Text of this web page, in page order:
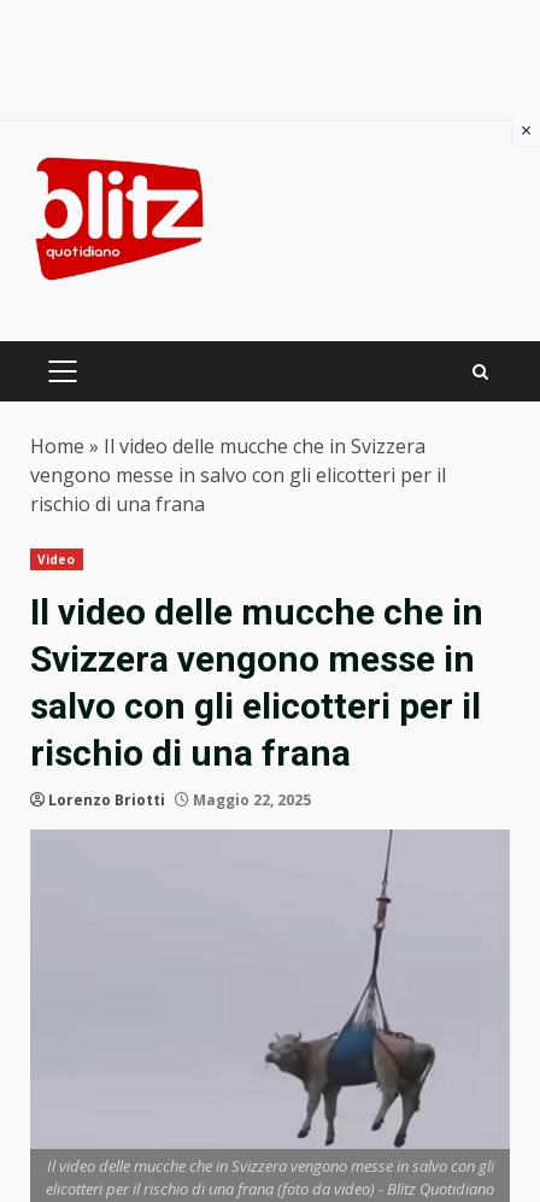
content
PRIMARY
Home » Il video delle mucche che in Svizzera
vengono messe in salvo con gli elicotteri per il
rischio di una frana
Video
Il video delle mucche che in
Svizzera vengono messe in
salvo con gli elicotteri per il
rischio di una frana
Lorenzo Briotti Maggio 22, 2025
Il video delle mucche che in Svizzera vengono messe in salvo con gli
elicotteri per il rischio di una frana (foto da video) - Blitz Quotidiano
×